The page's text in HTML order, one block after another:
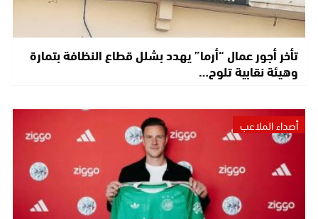
تأخر أجور عمال “أرما” يهدد بشلل قطاع النظافة بتمارة
وهيئة نقابية تلوح…
أصداء الملاعب